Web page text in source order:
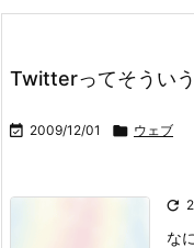
Twitterってそうい
 2009/12/01  ウェブ

な